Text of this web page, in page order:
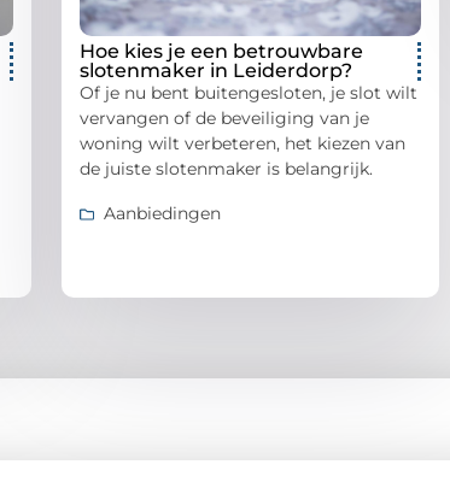
Hoe kies je een betrouwbare
slotenmaker in Leiderdorp?
Of je nu bent buitengesloten, je slot wilt
vervangen of de beveiliging van je
woning wilt verbeteren, het kiezen van
de juiste slotenmaker is belangrijk.
Aanbiedingen